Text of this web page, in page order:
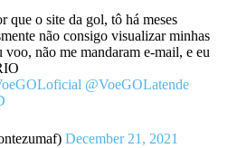
que o site da gol, tô há meses
não consigo visualizar minhas
voo, não me mandaram e-mail, e eu
@VoeGOLatende
December 21, 2021